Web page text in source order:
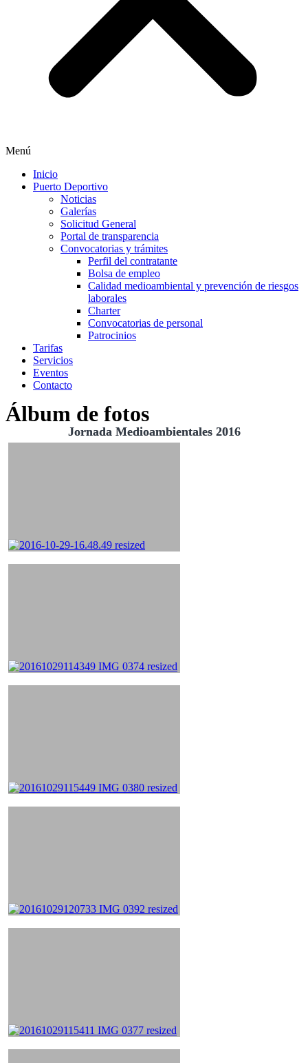
Menú
Inicio
Puerto Deportivo
Noticias
Galerías
Solicitud General
Portal de transparencia
Convocatorias y trámites
Perfil del contratante
Bolsa de empleo
Calidad medioambiental y prevención de riesgos
laborales
Charter
Convocatorias de personal
Patrocinios
Tarifas
Servicios
Eventos
Contacto
Álbum de fotos
Jornada Medioambientales 2016